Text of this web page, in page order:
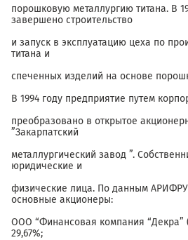
порошковую металлургию титана. В
завершено строительство
и запуск в эксплуатацию цеха по
титана и
спеченных изделий на основе
В 1994 году предприятие путем
преобразовано в открытое
”Закарпатский
металлургический завод ”.
юридические и
физические лица. По данным АРИФРУ
основные акционеры:
ООО “Финансовая компания
29,67%;